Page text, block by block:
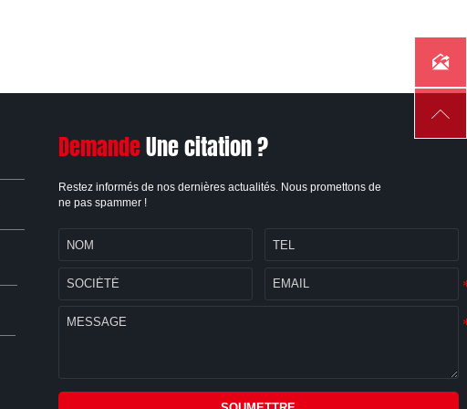
DemandeUne citation ?
Restez informés de nos dernières actualités. Nous promettons de
ne pas spammer !

